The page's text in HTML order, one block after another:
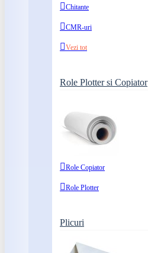
Chitante
CMR-uri
Vezi tot
Role Plotter si Copiator
Role Copiator
Role Plotter
Plicuri